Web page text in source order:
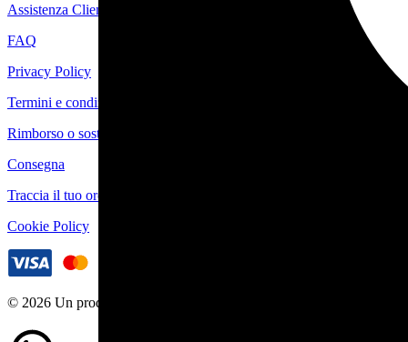
Assistenza Clienti
FAQ
Privacy Policy
Termini e condizioni
Rimborso o sostituzione
Consegna
Traccia il tuo ordine
Cookie Policy
© 2026 Un prodotto ByeByte Srl